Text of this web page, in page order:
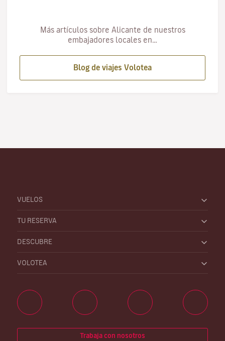
Más artículos sobre Alicante de nuestros
embajadores locales en…
Blog de viajes Volotea
VUELOS
TU RESERVA
DESCUBRE
VOLOTEA
Trabaja con nosotros